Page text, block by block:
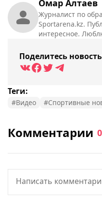
Омар Алтаев
Журналист по
Sportarena.kz.
интересное.
Поделитесь
Теги:
#Видео #Спортивные
Комментарии 0